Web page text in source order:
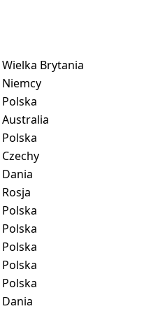
Wielka Brytania
Niemcy
Polska
Australia
Polska
Czechy
Dania
Rosja
Polska
Polska
Polska
Polska
Polska
Dania